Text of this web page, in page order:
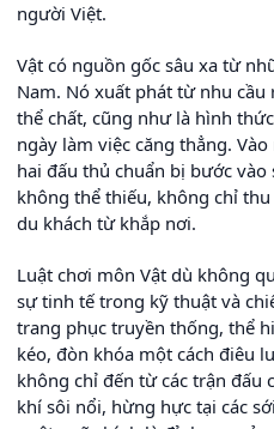
người Việt.
Vật có nguồn gốc sâu xa từ
Nam. Nó xuất phát từ nhu
thể chất, cũng như là hình
ngày làm việc căng thẳng.
hai đấu thủ chuẩn bị bước
không thể thiếu, không chỉ
du khách từ khắp nơi.
Luật chơi môn Vật dù không
sự tinh tế trong kỹ thuật và
trang phục truyền thống, thể
kéo, đòn khóa một cách điêu
không chỉ đến từ các trận đấu
khí sôi nổi, hừng hực tại các